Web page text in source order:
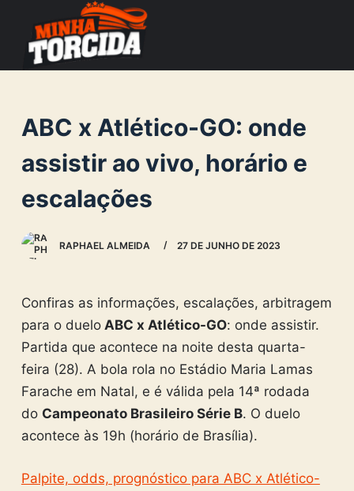
o
o
n
e
ABC x Atlético-GO: onde
assistir ao vivo, horário e
escalações
RAPHAEL ALMEIDA 27 DE JUNHO DE 2023
Confiras as informações, escalações, arbitragem
para o dueloABC x Atlético-GO: onde assistir.
Partida que acontece na noite desta quarta-
feira (28). A bola rola no Estádio Maria Lamas
Farache em Natal, e é válida pela 14ª rodada
do Campeonato Brasileiro Série B. O duelo
acontece às 19h (horário de Brasília).
Palpite, odds, prognóstico para ABC x Atlético-